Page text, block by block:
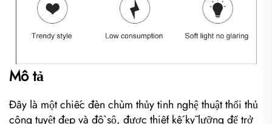
Mô tả
Đây là một chiếc đèn chùm thủy tinh nghệ thuật thổi thủ
công tuyệt đẹp và đồ sộ, được thiết kế kỹ lưỡng để trở